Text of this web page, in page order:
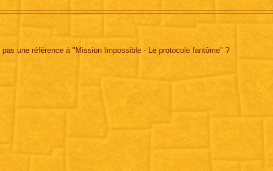
une référence à "Mission Impossible - Le protocole fantôme" ?